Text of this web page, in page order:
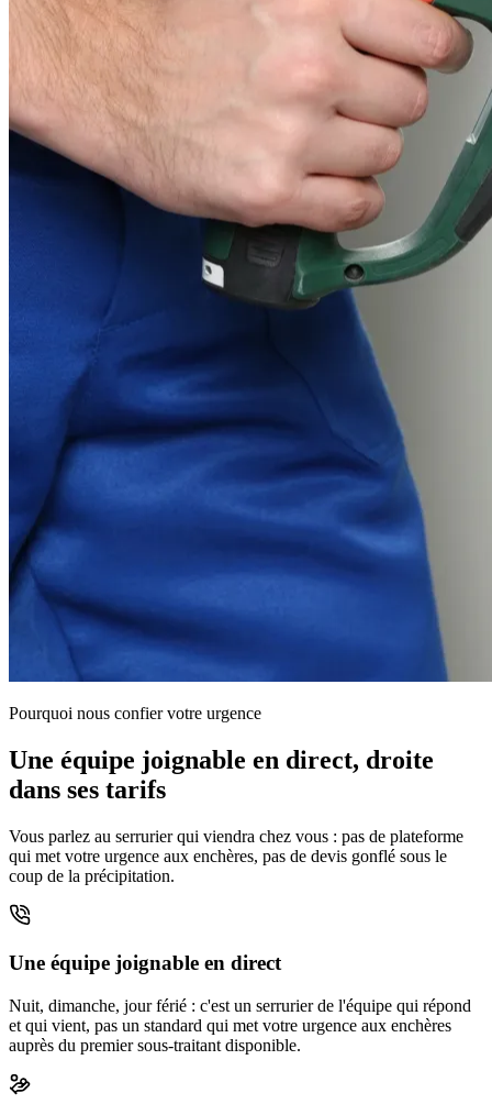
Pourquoi nous confier votre urgence
Une équipe joignable en direct, droite
dans ses tarifs
Vous parlez au serrurier qui viendra chez vous : pas de plateforme
qui met votre urgence aux enchères, pas de devis gonflé sous le
coup de la précipitation.
Une équipe joignable en direct
Nuit, dimanche, jour férié : c'est un serrurier de l'équipe qui répond
et qui vient, pas un standard qui met votre urgence aux enchères
auprès du premier sous-traitant disponible.